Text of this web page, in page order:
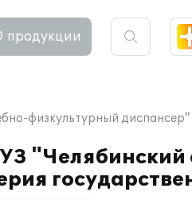
продукции
физкультурный